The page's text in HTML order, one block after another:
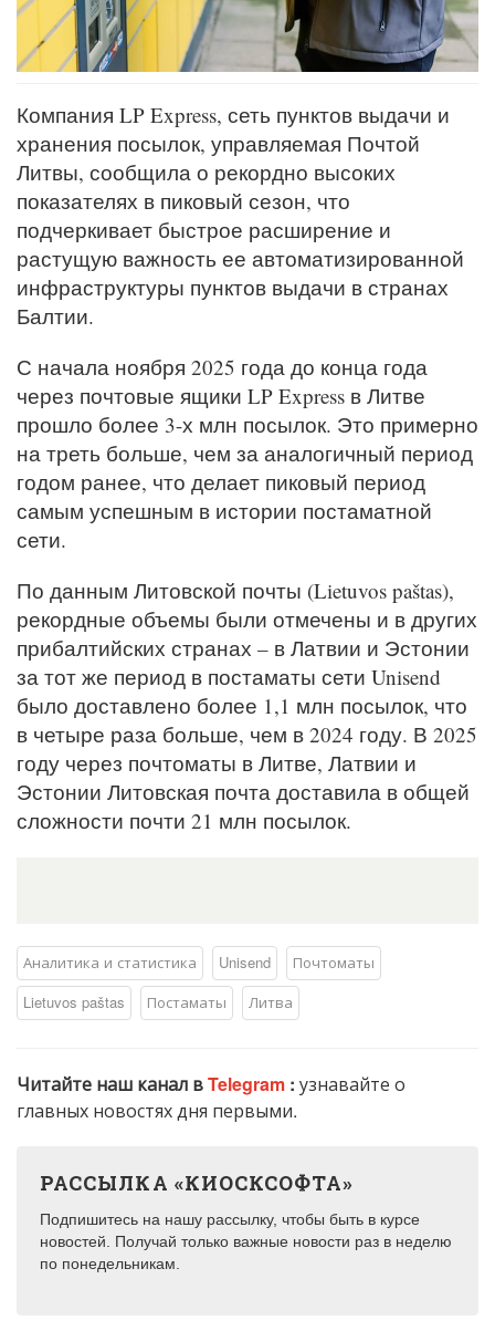
Компания LP Express, сеть пунктов выдачи и
хранения посылок, управляемая Почтой
Литвы, сообщила о рекордно высоких
показателях в пиковый сезон, что
подчеркивает быстрое расширение и
растущую важность ее автоматизированной
инфраструктуры пунктов выдачи в странах
Балтии.
С начала ноября 2025 года до конца года
через почтовые ящики LP Express в Литве
прошло более 3-х млн посылок. Это примерно
на треть больше, чем за аналогичный период
годом ранее, что делает пиковый период
самым успешным в истории постаматной
сети.
По данным Литовской почты (Lietuvos paštas),
рекордные объемы были отмечены и в других
прибалтийских странах – в Латвии и Эстонии
за тот же период в постаматы сети Unisend
было доставлено более 1,1 млн посылок, что
в четыре раза больше, чем в 2024 году. В 2025
году через почтоматы в Литве, Латвии и
Эстонии Литовская почта доставила в общей
сложности почти 21 млн посылок.
Аналитика и статистика Unisend
Почтоматы
Lietuvos paštas
Постаматы Литва
Читайте наш канал вTelegram : узнавайте о
главных новостях дня первыми.
РАССЫЛКА «КИОСКСОФТА»
Подпишитесь на нашу рассылку, чтобы быть в курсе
новостей. Получай только важные новости раз в неделю
по понедельникам.